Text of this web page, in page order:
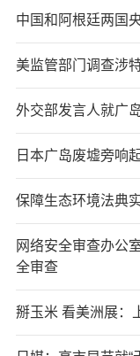
中国和阿根廷两国
美监管部门调查涉
外交部发言人就广
日本广岛废墟旁响
保障生态环境法典
网络安全审查办公
全审查
掰玉米 看美洲展：